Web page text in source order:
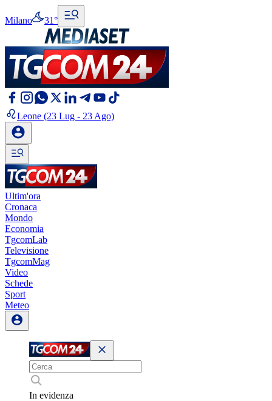
Milano 31°
Leone (23 Lug - 23 Ago)
Ultim'ora
Cronaca
Mondo
Economia
TgcomLab
Televisione
TgcomMag
Video
Schede
Sport
Meteo
In evidenza